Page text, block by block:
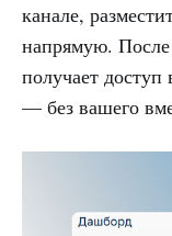
канале,
напрямую. После
получает
— без вашего